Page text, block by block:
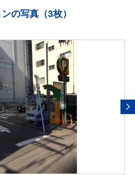
の写真（3枚）